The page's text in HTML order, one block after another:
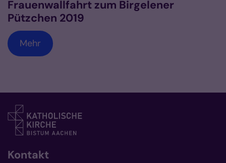
Frauenwallfahrt zum Birgelener
Pützchen 2019
Mehr
Kontakt